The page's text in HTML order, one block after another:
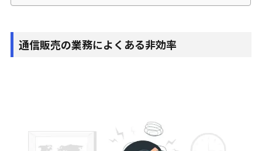
通信販売の業務によくある非効率